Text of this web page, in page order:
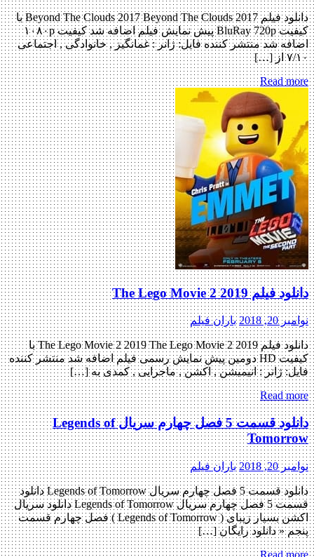
دانلود فیلم Beyond The Clouds 2017 Beyond The Clouds 2017 با
کیفیت BluRay 720p پیش نمایش فیلم اضافه شد کیفیت ۱۰۸۰p
اضافه شد منتشر کننده فایل: ژانر : غم‎انگیز , خانوادگی , اجتماعی
۷/۱۰ از […]
Read more
دانلود فیلم The Lego Movie 2 2019
نوامبر 20, 2018 باران فیلم
دانلود فیلم The Lego Movie 2 2019 The Lego Movie 2 2019 با
کیفیت HD دومین پیش نمایش رسمی فیلم اضافه شد منتشر کننده
فایل: ژانر : انیمیشن , اکشن , ماجرایی , کمدی به […]
Read more
دانلود قسمت 5 فصل چهارم سریال Legends of
Tomorrow
نوامبر 20, 2018 باران فیلم
دانلود قسمت 5 فصل چهارم سریال Legends of Tomorrow دانلود
قسمت 5 فصل چهارم سریال Legends of Tomorrow دانلود سریال
اکشن بسیار زیبای ( Legends of Tomorrow ) فصل چهارم قسمت
پنجم « دانلود رایگان […]
Read more